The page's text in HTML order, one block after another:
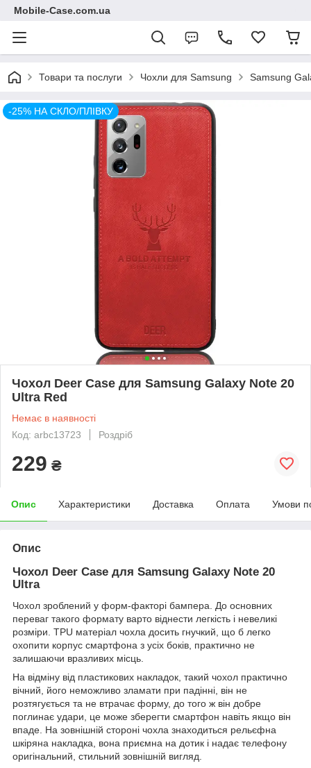
Mobile-Case.com.ua
Товари та послуги Чохли для Samsung Samsung
-25% НА СКЛО/ПЛІВКУ
Чохол Deer Case для Samsung Galaxy Note 20
Ultra Red
Немає в наявності
Код: arbc13723
Роздріб
229 ₴
Опис Характеристики Доставка Оплата Умови
Опис
Чохол Deer Case для Samsung Galaxy Note 20
Ultra
Чохол зроблений у форм-факторі бампера. До основних
переваг такого формату варто віднести легкість і невеликі
розміри. TPU матеріал чохла досить гнучкий, що б легко
охопити корпус смартфона з усіх боків, практично не
залишаючи вразливих місць.
На відміну від пластикових накладок, такий чохол практично
вічний, його неможливо зламати при падінні, він не
розтягується та не втрачає форму, до того ж він добре
поглинає удари, це може зберегти смартфон навіть якщо він
впаде. На зовнішній стороні чохла знаходиться рельєфна
шкіряна накладка, вона приємна на дотик і надає телефону
оригінальний, стильний зовнішній вигляд.